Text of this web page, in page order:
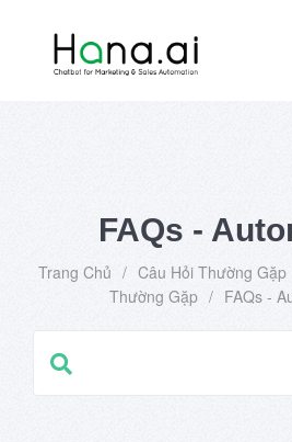
FAQs -
Trang Chủ / Câu Hỏi Thường Gặp
Thường Gặp / FAQs -